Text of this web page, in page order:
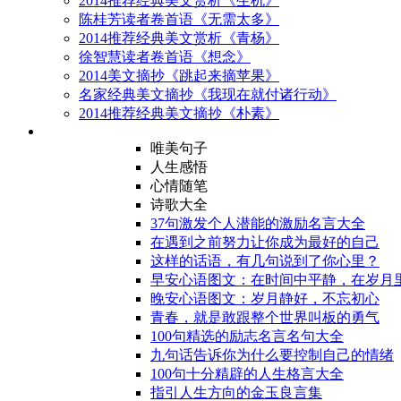
陈桂芳读者卷首语《无需太多》
2014推荐经典美文赏析《青杨》
徐智慧读者卷首语《想念》
2014美文摘抄《跳起来摘苹果》
名家经典美文摘抄《我现在就付诸行动》
2014推荐经典美文摘抄《朴素》
唯美句子
人生感悟
心情随笔
诗歌大全
37句激发个人潜能的激励名言大全
在遇到之前努力让你成为最好的自己
这样的话语，有几句说到了你心里？
早安心语图文：在时间中平静，在岁月
晚安心语图文：岁月静好，不忘初心
青春，就是敢跟整个世界叫板的勇气
100句精选的励志名言名句大全
九句话告诉你为什么要控制自己的情绪
100句十分精辟的人生格言大全
指引人生方向的金玉良言集